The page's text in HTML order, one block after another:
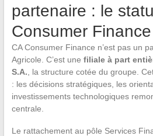
partenaire : le
Consumer Finance
CA Consumer Finance n’est pas un
Agricole. C’est une filiale à part
S.A. , la structure cotée du groupe.
: les décisions stratégiques, les
investissements technologiques
centrale.
Le rattachement au pôle Services